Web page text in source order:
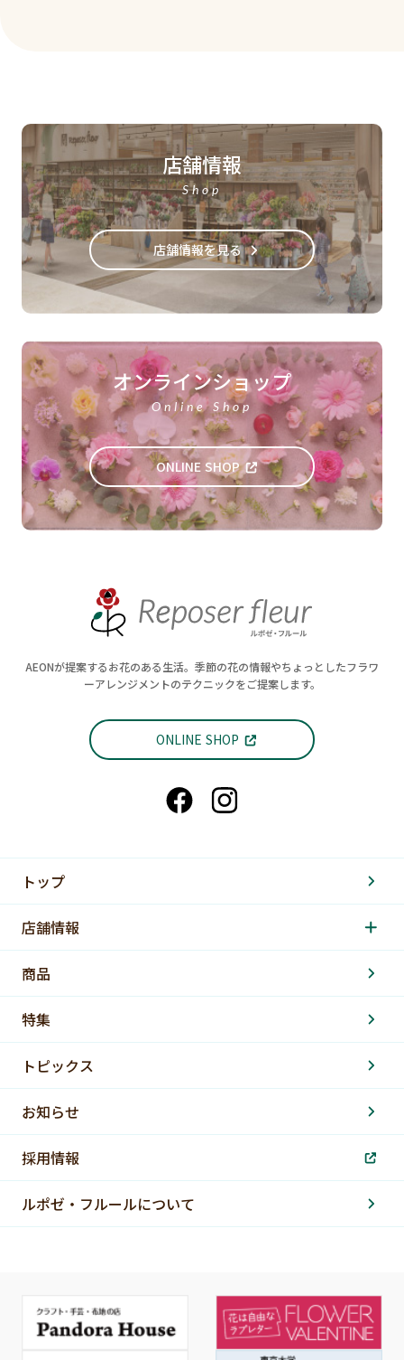
店舗情報
Shop
店舗情報を見る
オンラインショップ
Online Shop
ONLINE SHOP
AEONが提案するお花のある生活。季節の花の情報やちょっとしたフラワ
ーアレンジメントのテクニックをご提案します。
ONLINE SHOP
トップ
店舗情報
商品
特集
トピックス
お知らせ
採用情報
ルポゼ・フルールについて